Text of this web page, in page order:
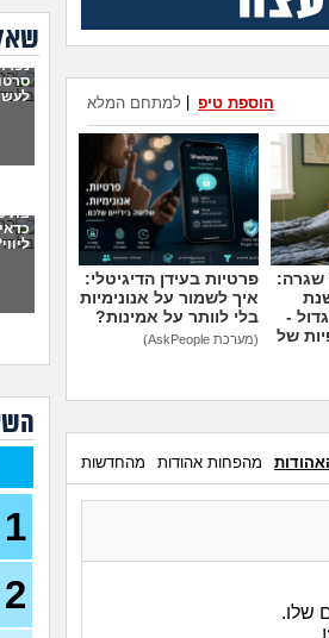
למתחם המלא הוספת טיפ
שגרה:
-
של
פרטיות בעידן הדיגיטלי:
איך לשמור על אנונימיות
בלי לוותר על אמינות?
(מערכת AskPeople)
מהפחות אהודות מהחדשות
שלו.
6
לא
מה
30)
עם
1
2